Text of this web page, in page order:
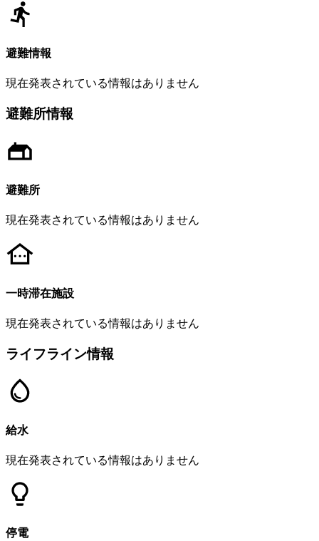
避難情報
現在発表されている情報はありません
避難所情報
避難所
現在発表されている情報はありません
一時滞在施設
現在発表されている情報はありません
ライフライン情報
給水
現在発表されている情報はありません
停電